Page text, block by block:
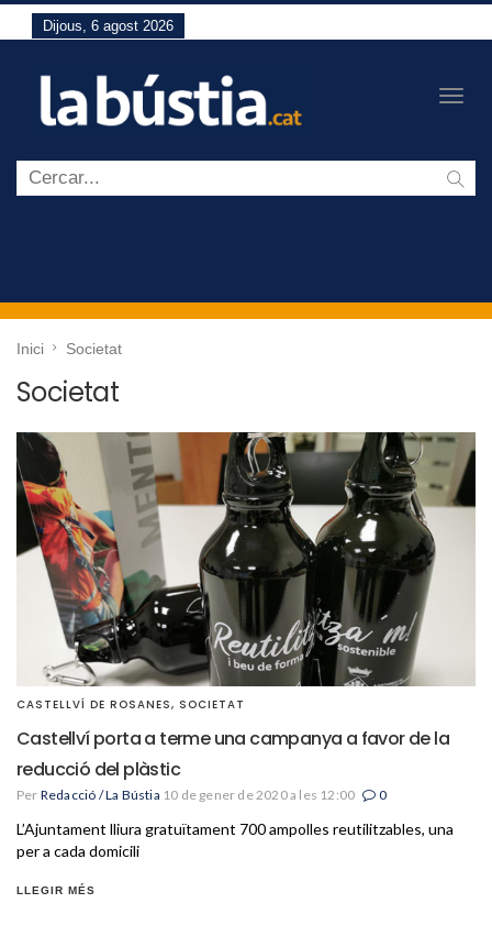
Dijous, 6 agost 2026
Inici Societat
Societat
CASTELLVÍ DE ROSANES, SOCIETAT
Castellví porta a terme una campanya a favor de la
reducció del plàstic
Per Redacció / La Bústia 10 de gener de 2020 a les 12:00 0
L’Ajuntament lliura gratuïtament 700 ampolles reutilitzables, una
per a cada domicili
LLEGIR MÉS